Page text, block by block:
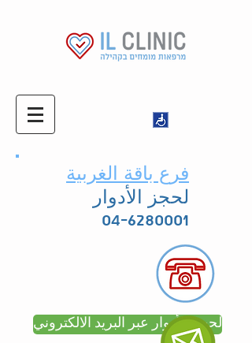
فرع باقة الغربية
لحجز الأدوار
04-6280001
لحجز الأدوار عبر البريد الالكتروني